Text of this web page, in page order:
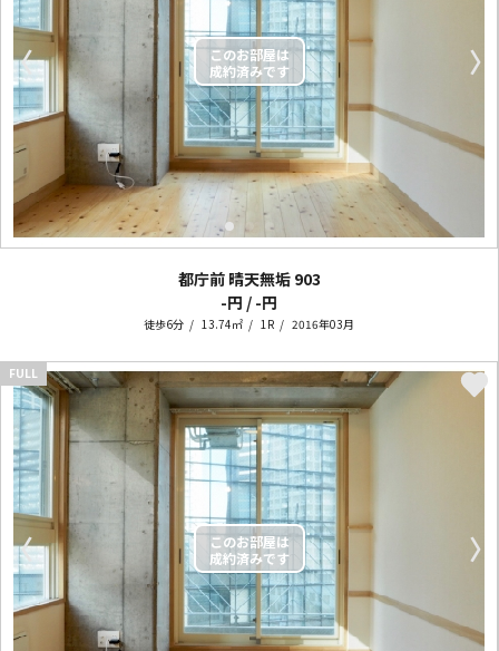
〈 〉
都庁前 晴天無垢 903
-円 / -円
徒歩6分 13.74㎡ 1R 2016年03月
〈 〉
FULL